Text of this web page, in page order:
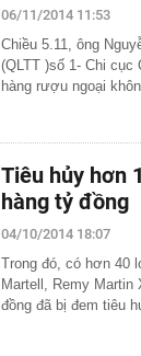
06/11/2014 11:53
Chiều 5.11, ông
(QLTT )số 1- Chi
hàng rượu ngoại
Tiêu hủy hơn
hàng tỷ đồng
04/10/2014 18:07
Trong đó, có hơn 40
Martell, Remy
đồng đã bị đem tiêu